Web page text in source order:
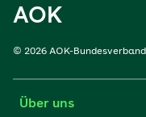
AOK
© 2026 AOK-Bundesverband
Über uns